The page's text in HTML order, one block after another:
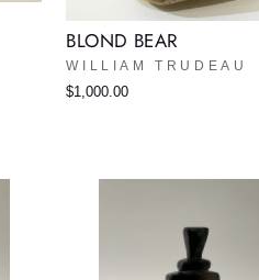
BLOND BEAR
WILLIAM TRUDEAU
$1,000.00